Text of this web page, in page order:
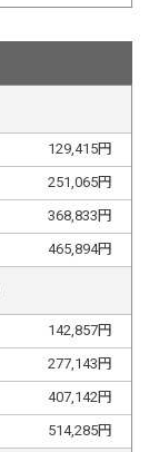
129,415円
251,065円
368,833 円
465,894円
142,857円
277,143 円
407,142円
514,285円